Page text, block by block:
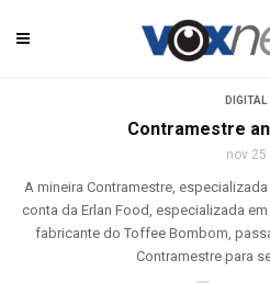
DIGITAL
Contramestre
nov 25
A mineira Contramestre,
conta da Erlan Food, especializada
fabricante do Toffee Bombom,
Contramestre para